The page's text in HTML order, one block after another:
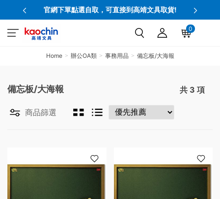
官網下單點選自取，可直接到高靖文具取貨!
0
Home 辦公OA類 事務用品 備忘板/大海報
備忘板/大海報 共 3 項
商品篩選